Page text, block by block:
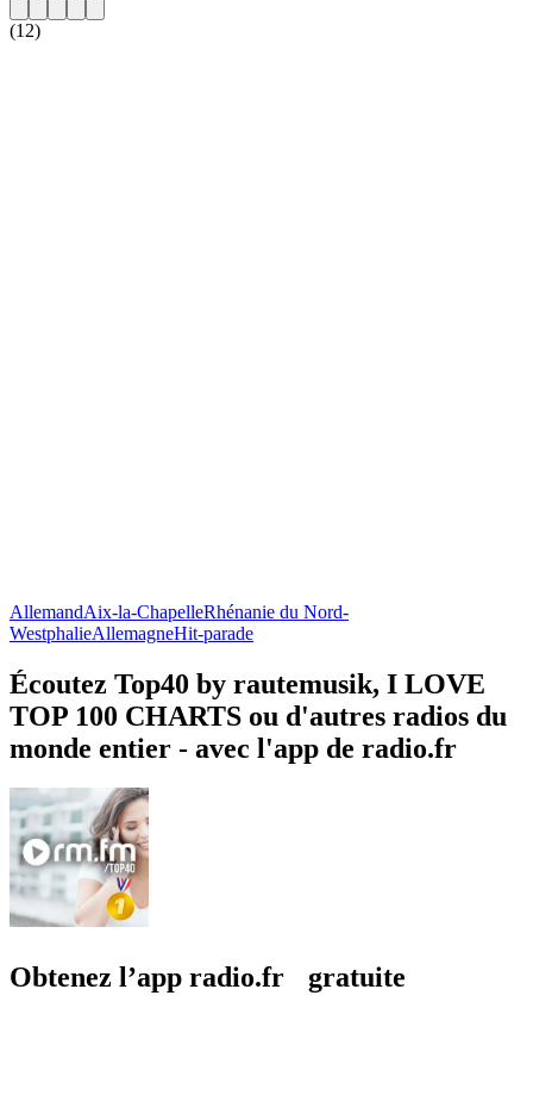
(12)
AllemandAix-la-ChapelleRhénanie du Nord-
WestphalieAllemagneHit-parade
Écoutez Top40 by rautemusik, I LOVE
TOP 100 CHARTS ou d'autres radios du
monde entier - avec l'app de radio.fr
Obtenez l’app radio.fr gratuite